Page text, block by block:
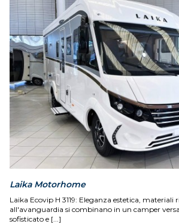
Laika Motorhome
Laika Ecovip H 3119: Eleganza estetica, materiali
all'avanguardia si combinano in un camper
sofisticato e [...]